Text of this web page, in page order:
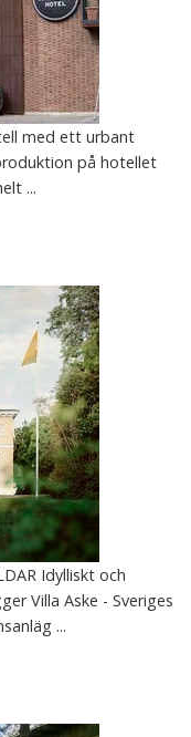
med ett urbant
på hotellet
...
Idylliskt och
Villa Aske - Sveriges
...